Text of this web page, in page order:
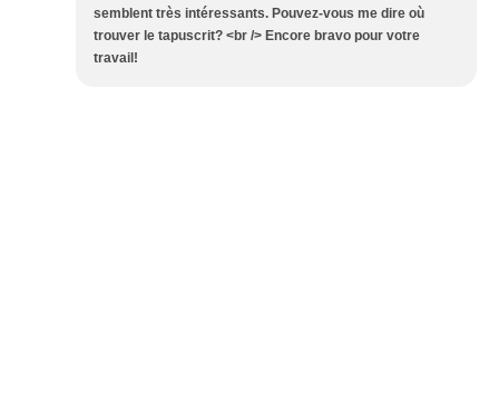
semblent très intéressants. Pouvez-vous me dire où
trouver le tapuscrit? <br /> Encore bravo pour votre
travail!